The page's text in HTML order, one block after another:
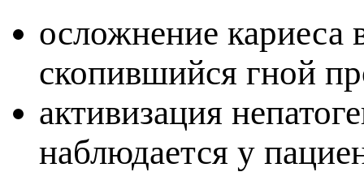
осложнение кариеса
скопившийся гной
активизация
наблюдается у